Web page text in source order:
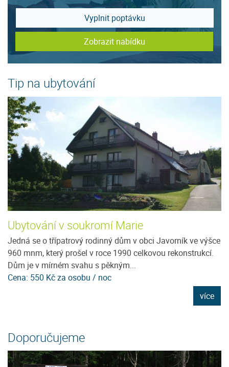
Vyplnit poptávku
Zobrazit nabídku
Tip na ubytování
Ubytování v soukromí Marie
Jedná se o třípatrový rodinný dům v obci Javorník ve výšce
960 mnm, který prošel v roce 1990 celkovou rekonstrukcí.
Dům je v mírném svahu s pěkným...
Cena: 550 Kč za osobu / noc
více
Doporučujeme